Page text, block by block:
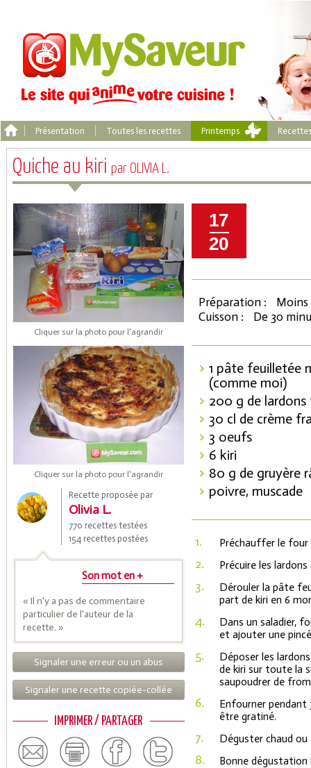
Présentation Toutes les recettes Printemps
Quiche au kiri par OLIVIA L.
Cliquer sur la photo pour l'agrandir
Cliquer sur la photo pour l'agrandir
Recette proposée par
Olivia L.
770 recettes testées
154 recettes postées
Son mot en +
« Il n'y a pas de commentaire
particulier de l'auteur de la
recette. »
Signaler une erreur ou un abus
Signaler une recette copiée-collée
IMPRIMER / PARTAGER
17
20
Préparation :
Moins
Cuisson :
De 30
1 pâte feuilletée
(comme moi)
200 g de lardons
30 cl de crème
3 oeufs
6 kiri
80 g de gruyère
poivre, muscade
1. Préchauffer le four
2. Précuire les
3.
Dérouler la pâte
part de kiri en 6
4.
Dans un saladier,
et ajouter une
5.
Déposer les
de kiri sur toute la
saupoudrer de
6.
Enfourner pendant
être gratiné.
7. Déguster chaud ou
8. Bonne dégustation
Coupons de réduction
Saveurs de l'Année